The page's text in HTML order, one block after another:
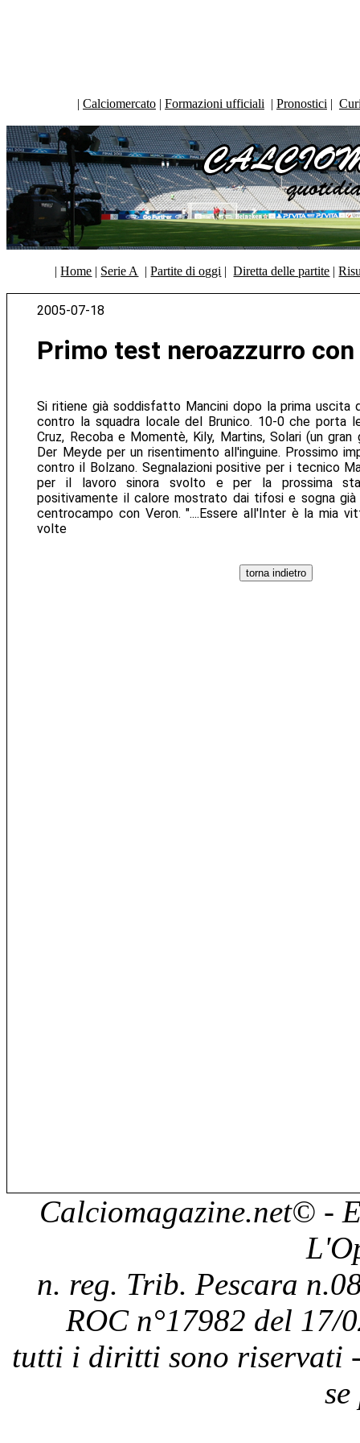
| Calciomercato | Formazioni ufficiali | Pronostici |
|Home | Serie A |Partite di oggi |Diretta delle partite |
2005-07-18
Primo test neroazzurro
Si ritiene già soddisfatto Mancini dopo la prima uscita
contro la squadra locale del Brunico. 10-0 che porta
Cruz, Recoba e Momentè, Kily, Martins, Solari (un
Der Meyde per un risentimento all'inguine. Prossimo
contro il Bolzano. Segnalazioni positive per i tecnico
per il lavoro sinora svolto e per la prossima
positivamente il calore mostrato dai tifosi e sogna
centrocampo con Veron. "....Essere all'Inter è la mia
volte
Calciomagazine.net© -
n. reg. Trib. Pescara
ROC n°17982 del 17/
tutti i diritti sono riservati